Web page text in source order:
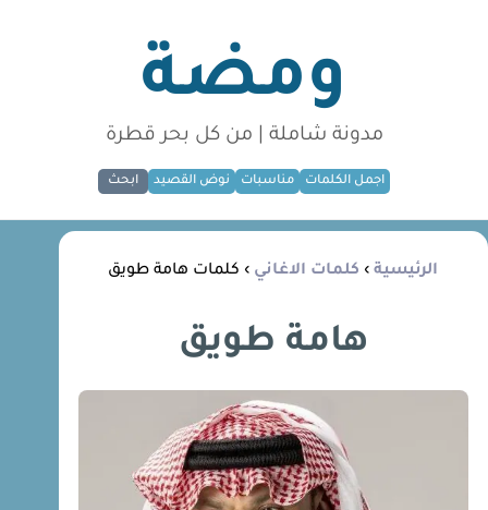
ومضة
مدونة شاملة | من كل بحر قطرة
اجمل الكلمات مناسبات نوض القصيد ابحث
الرئيسية› كلمات الاغاني › كلمات هامة طويق
هامة طويق